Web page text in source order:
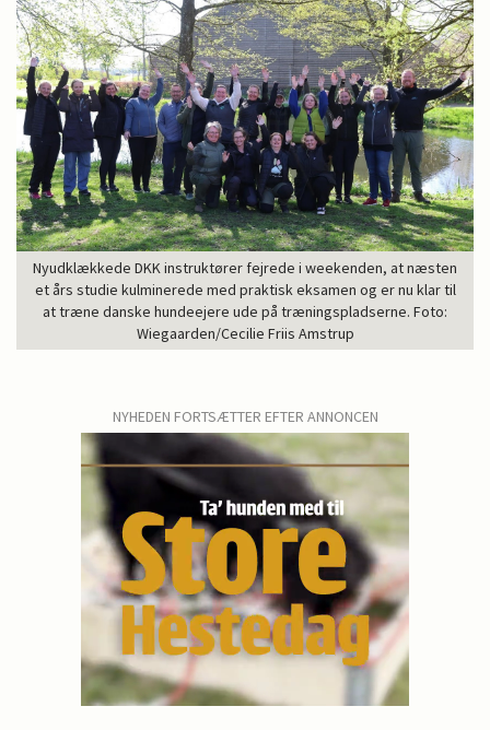
Nyudklækkede DKK instruktører fejrede i weekenden, at næsten
et års studie kulminerede med praktisk eksamen og er nu klar til
at træne danske hundeejere ude på træningspladserne. Foto:
Wiegaarden/Cecilie Friis Amstrup
NYHEDEN FORTSÆTTER EFTER ANNONCEN